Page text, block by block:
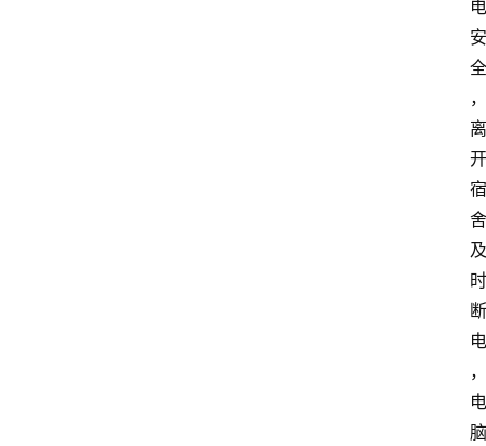
电
安
全
，
离
开
宿
舍
及
时
断
电
，
电
脑